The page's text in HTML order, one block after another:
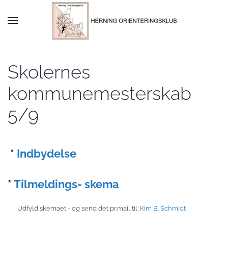
Skip to main content
Skolernes
kommunemesterskab
5/9
* Indbydelse
*Tilmeldings- skema
Udfyld skemaet - og send det pr.mail til: Kim B. Schmidt